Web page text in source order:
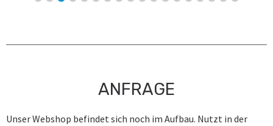
ANFRAGE
Unser Webshop befindet sich noch im Aufbau. Nutzt in der